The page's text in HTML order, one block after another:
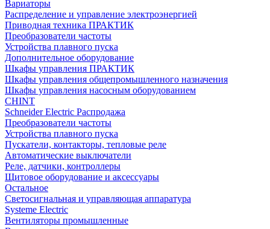
Вариаторы
Распределение и управление электроэнергией
Приводная техника ПРАКТИК
Преобразователи частоты
Устройства плавного пуска
Дополнительное оборудование
Шкафы управления ПРАКТИК
Шкафы управления общепромышленного назначения
Шкафы управления насосным оборудованием
CHINT
Schneider Electric Распродажа
Преобразователи частоты
Устройства плавного пуска
Пускатели, контакторы, тепловые реле
Автоматические выключатели
Реле, датчики, контроллеры
Щитовое оборудование и аксессуары
Остальное
Светосигнальная и управляющая аппаратура
Systeme Electric
Вентиляторы промышленные